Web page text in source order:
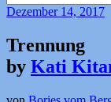
nach:
Dezember14, 2017
Trennung
by Kati